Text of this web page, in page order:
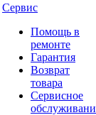
Сервис
Помощь в
ремонте
Гарантия
Возврат
товара
Сервисное